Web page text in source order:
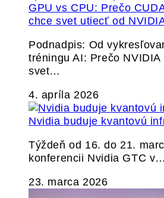
GPU vs CPU: Prečo
chce svet utiecť od
Podnadpis: Od
tréningu AI: Prečo
svet…
4. apríla 2026
Nvidia buduje kvantovú
Týždeň od 16. do 21.
konferencii Nvidia GTC v…
23. marca 2026